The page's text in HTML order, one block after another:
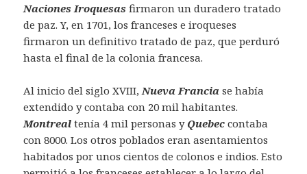
Naciones Iroquesas firmaron un duradero tratado
de paz. Y, en 1701, los franceses e iroqueses
firmaron un definitivo tratado de paz, que perduró
hasta el final de la colonia francesa.
Al inicio del siglo XVIII,Nueva Francia se había
extendido y contaba con 20 mil habitantes.
Montreal tenía 4 mil personas y Quebec contaba
con 8000. Los otros poblados eran asentamientos
habitados por unos cientos de colonos e indios. Esto